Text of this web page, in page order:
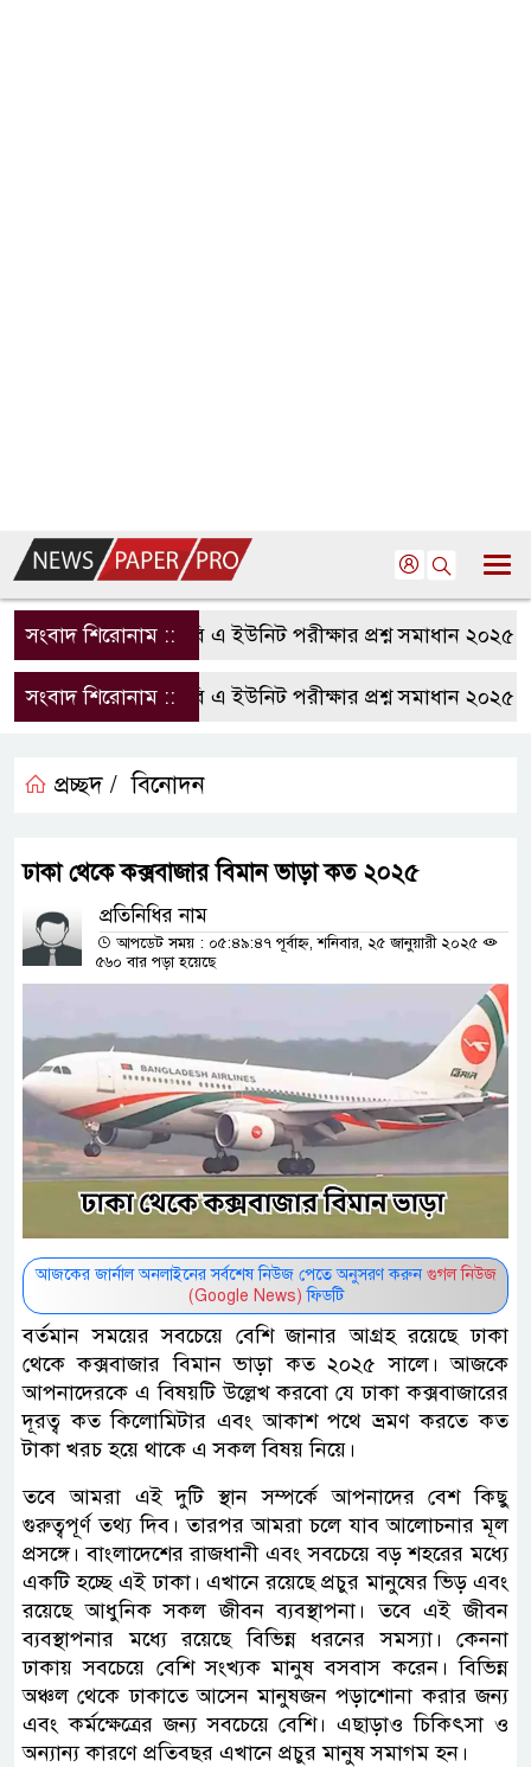
সংবাদ শিরোনাম ::রাবি এ ইউনিট পরীক্ষার প্রশ্ন সমাধান ২০২৫ |
সংবাদ শিরোনাম ::রাবি এ ইউনিট পরীক্ষার প্রশ্ন সমাধান ২০২৫ |
প্রচ্ছদ / বিনোদন
ঢাকা থেকে কক্সবাজার বিমান ভাড়া কত ২০২৫
প্রতিনিধির নাম
আপডেট সময় : ০৫:৪৯:৪৭ পূর্বাহ্ন, শনিবার, ২৫ জানুয়ারী ২০২৫
৫৬০ বার পড়া হয়েছে
আজকের জার্নাল অনলাইনের সর্বশেষ নিউজ পেতে অনুসরণ করুন গুগল নিউজ
(Google News) ফিডটি
বর্তমান সময়ের সবচেয়ে বেশি জানার আগ্রহ রয়েছে ঢাকা
থেকে কক্সবাজার বিমান ভাড়া কত ২০২৫ সালে। আজকে
আপনাদেরকে এ বিষয়টি উল্লেখ করবো যে ঢাকা কক্সবাজারের
দূরত্ব কত কিলোমিটার এবং আকাশ পথে ভ্রমণ করতে কত
টাকা খরচ হয়ে থাকে এ সকল বিষয় নিয়ে।
তবে আমরা এই দুটি স্থান সম্পর্কে আপনাদের বেশ কিছু
গুরুত্বপূর্ণ তথ্য দিব। তারপর আমরা চলে যাব আলোচনার মূল
প্রসঙ্গে। বাংলাদেশের রাজধানী এবং সবচেয়ে বড় শহরের মধ্যে
একটি হচ্ছে এই ঢাকা। এখানে রয়েছে প্রচুর মানুষের ভিড় এবং
রয়েছে আধুনিক সকল জীবন ব্যবস্থাপনা। তবে এই জীবন
ব্যবস্থাপনার মধ্যে রয়েছে বিভিন্ন ধরনের সমস্যা। কেননা
ঢাকায় সবচেয়ে বেশি সংখ্যক মানুষ বসবাস করেন। বিভিন্ন
অঞ্চল থেকে ঢাকাতে আসেন মানুষজন পড়াশোনা করার জন্য
এবং কর্মক্ষেত্রের জন্য সবচেয়ে বেশি। এছাড়াও চিকিৎসা ও
অন্যান্য কারণে প্রতিবছর এখানে প্রচুর মানুষ সমাগম হন।